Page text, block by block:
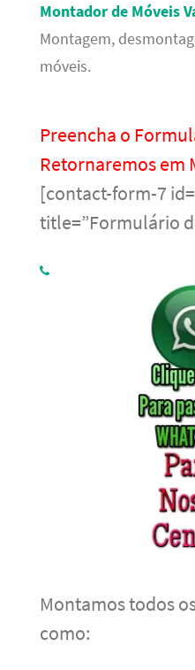
Montador de Móveis
Montagem,
móveis.
Preencha o
Retornaremos em
[contact-form-7
title=”Formulário
Montamos todos
como: